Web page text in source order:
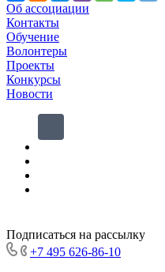
Об ассоциации
Контакты
Обучение
Волонтеры
Проекты
Конкурсы
Новости
Подписаться на рассылку
+7 495 626-86-10